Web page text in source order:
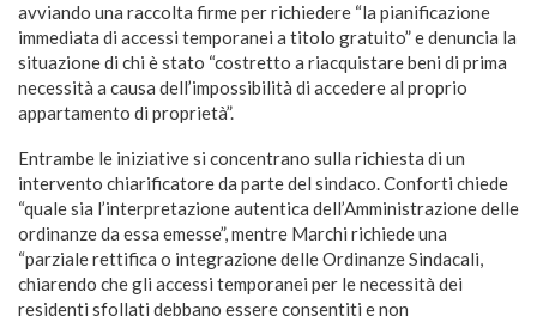
avviando una raccolta firme per richiedere “la pianificazione
immediata di accessi temporanei a titolo gratuito” e denuncia la
situazione di chi è stato “costretto a riacquistare beni di prima
necessità a causa dell’impossibilità di accedere al proprio
appartamento di proprietà”.
Entrambe le iniziative si concentrano sulla richiesta di un
intervento chiarificatore da parte del sindaco. Conforti chiede
“quale sia l’interpretazione autentica dell’Amministrazione delle
ordinanze da essa emesse”, mentre Marchi richiede una
“parziale rettifica o integrazione delle Ordinanze Sindacali,
chiarendo che gli accessi temporanei per le necessità dei
residenti sfollati debbano essere consentiti e non